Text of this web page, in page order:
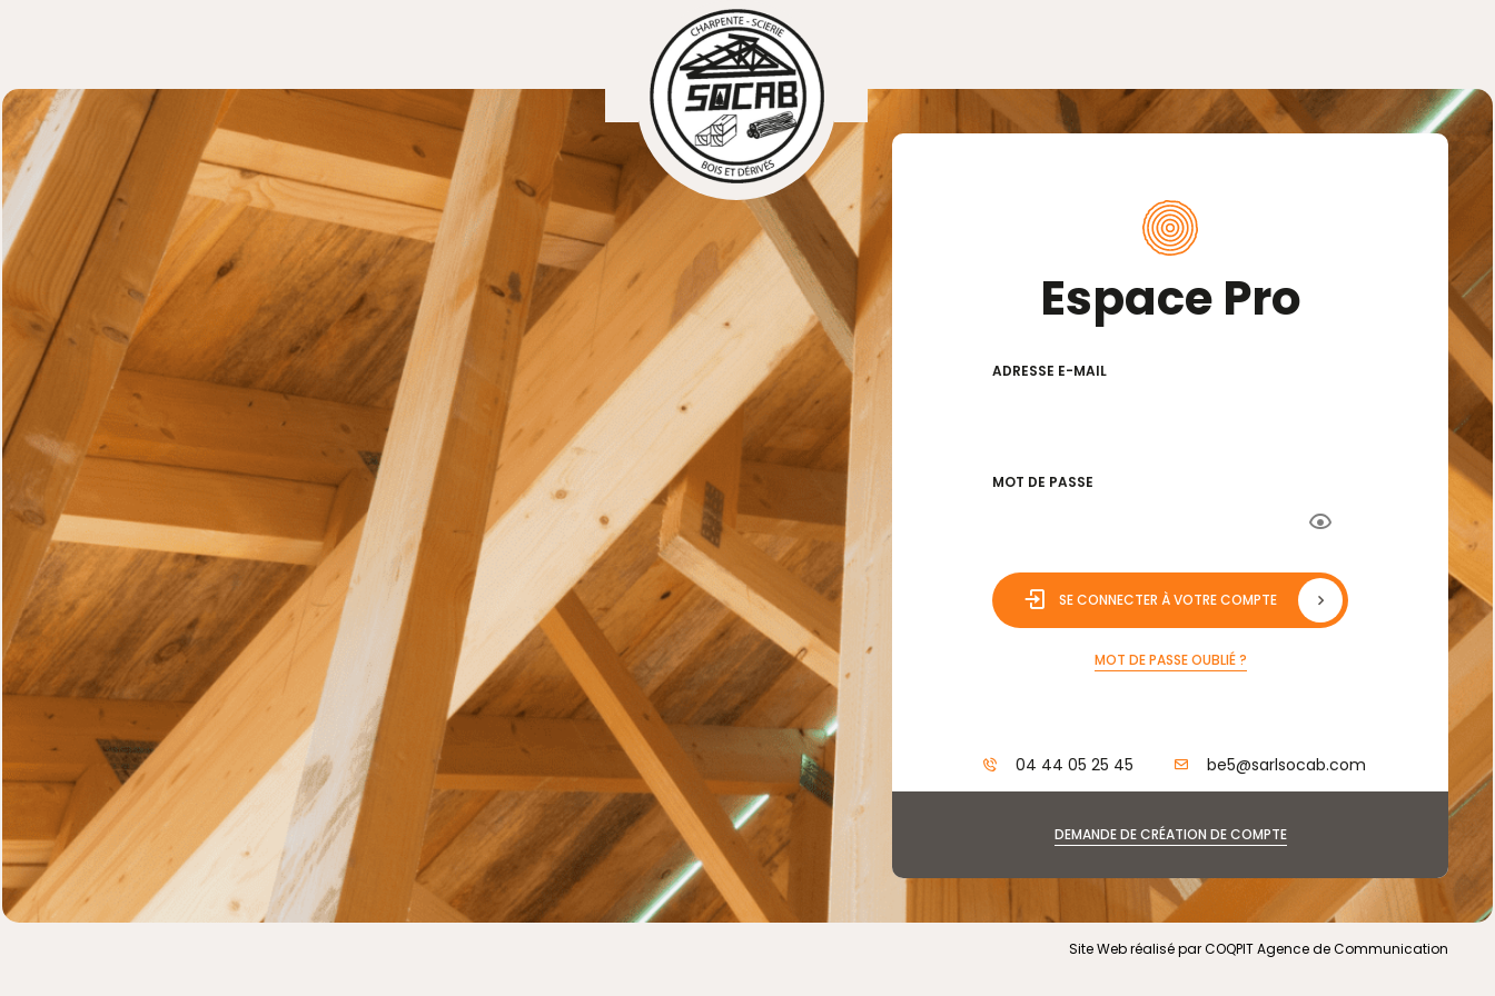
Espace Pro
ADRESSE E-MAIL
MOT DE PASSE
SE CONNECTER À VOTRE COMPTE
MOT DE PASSE OUBLIÉ ?
04 44 05 25 45 be5@sarlsocab.com
DEMANDE DE CRÉATION DE COMPTE
Site Web réalisé par COQPIT Agence de Communication